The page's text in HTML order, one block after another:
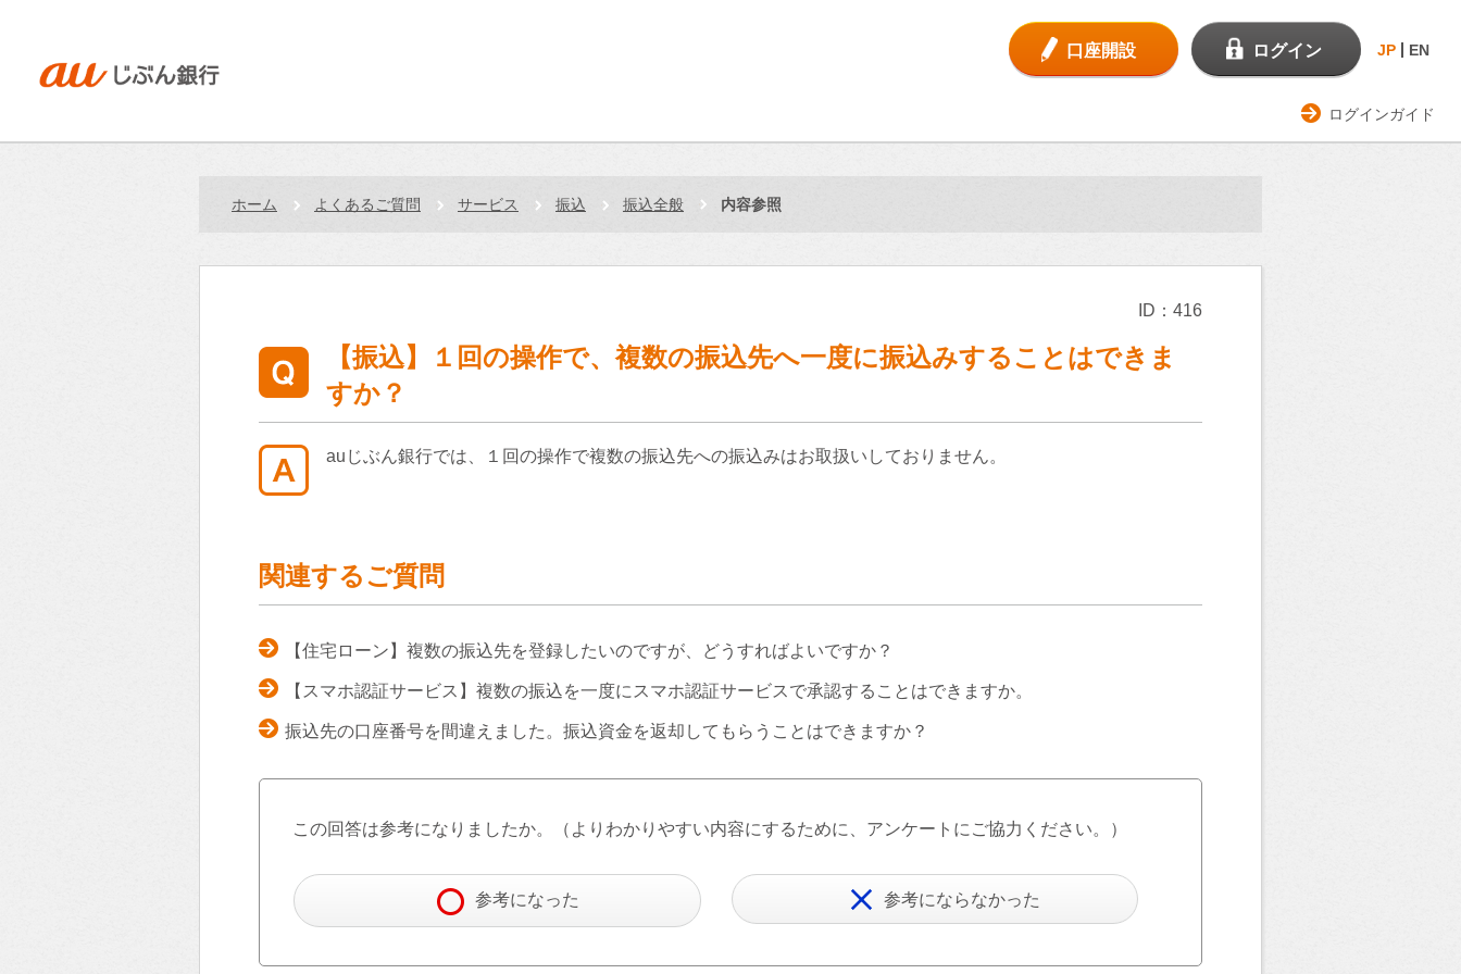
口座開設 ログイン JP EN
ログインガイド
ホーム よくあるご質問 サービス 振込 振込全般 内容参照
ID：416
【振込】１回の操作で、複数の振込先へ一度に振込みすることはできま
すか？
auじぶん銀行では、１回の操作で複数の振込先への振込みはお取扱いしておりません。
関連するご質問
【住宅ローン】複数の振込先を登録したいのですが、どうすればよいですか？
【スマホ認証サービス】複数の振込を一度にスマホ認証サービスで承認することはできますか。
振込先の口座番号を間違えました。振込資金を返却してもらうことはできますか？
この回答は参考になりましたか。（よりわかりやすい内容にするために、アンケートにご協力ください。）
参考になった 参考にならなかった